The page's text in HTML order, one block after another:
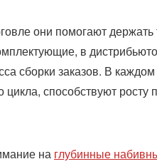
они помогают
в
сборки заказов. В
способствуют росту
на глубинные